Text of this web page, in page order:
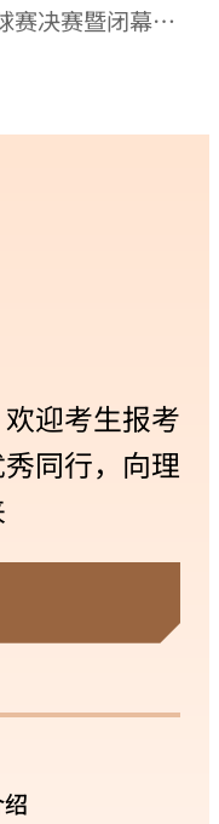
赛决赛暨闭幕式
的足球盛宴，终
担当。抢断时的
果敢、扑救时
迎考生报考
同行，向理